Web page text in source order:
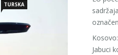
TURSKA
označen
Jabuci